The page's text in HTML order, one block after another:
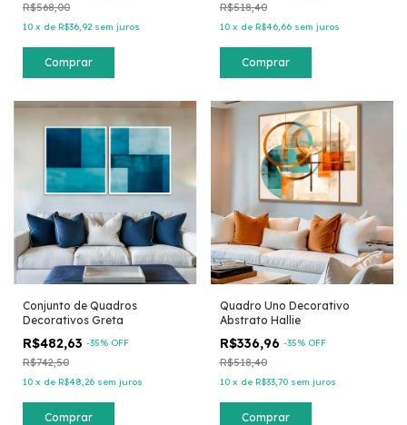
R$568,00
10 x de R$36,92 sem juros
Comprar
R$518,40
10 x de R$46,66 sem juros
Comprar
Conjunto de Quadros
Decorativos Greta
R$482,63 -35% OFF
R$742,50
10 x de R$48,26 sem juros
Comprar
Quadro Uno Decorativo
Abstrato Hallie
R$336,96 -35% OFF
R$518,40
10 x de R$33,70 sem juros
Comprar